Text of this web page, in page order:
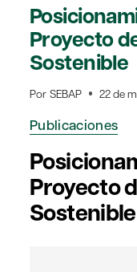
Proyecto
Sostenible
Por SEBAP 22 de
Publicaciones
Proyecto
Sostenible